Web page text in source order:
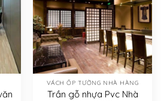
VÁCH ỐP TƯỜNG NHÀ HÀNG
Trần gỗ nhựa Pvc Nhà